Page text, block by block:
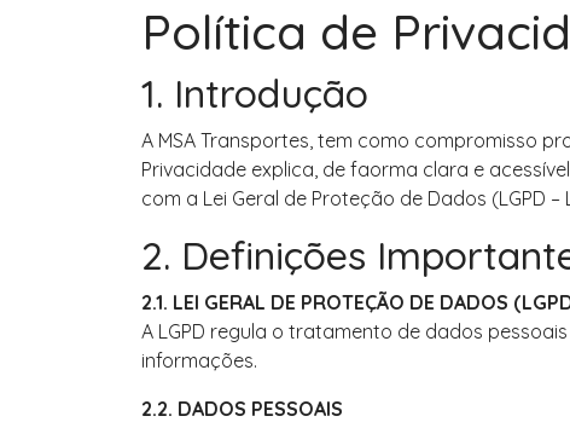
Política de
1. Introdução
A MSA Transportes, tem como compromisso
Privacidade explica, de faorma clara e
com a Lei Geral de Proteção de Dados (LGPD –
2. Definições
2.1. LEI GERAL DE PROTEÇÃO DE DADOS
A LGPD regula o tratamento de dados
informações.
2.2. DADOS PESSOAIS